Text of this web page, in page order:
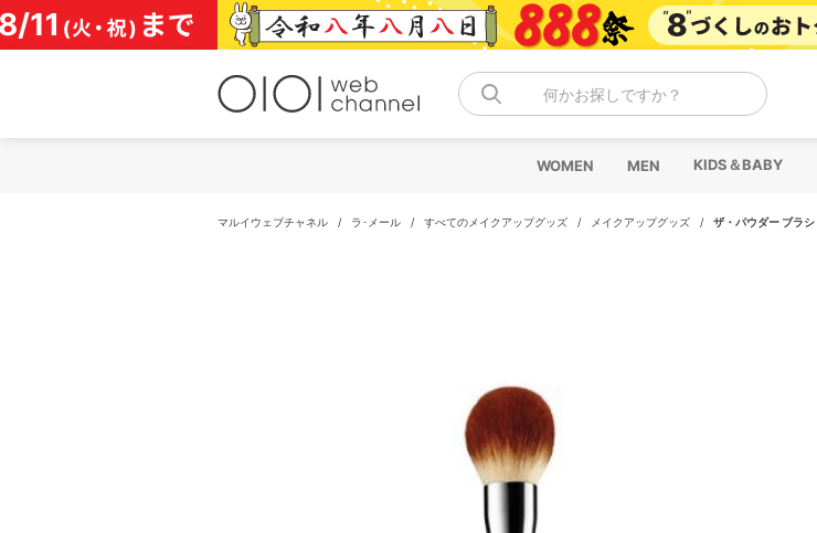
コ
ン
テ
何かお探しですか？
WOMEN MEN KIDS＆BABY
マルイウェブチャネル / ラ･メール / すべてのメイクアップグッズ / メイクアップグッズ / ザ・パウダー ブラシ